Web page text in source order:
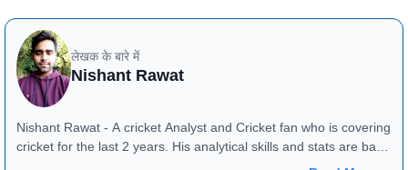
लेखक के बारे में
Nishant Rawat
Nishant Rawat - A cricket Analyst and Cricket fan who is covering
cricket for the last 2 years. His analytical skills and stats are bang
on and they reflect very well in match previews and article